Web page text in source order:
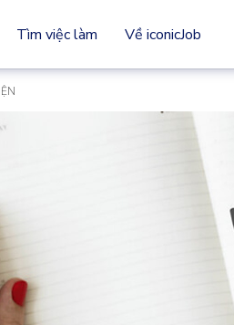
Tìm việc làm Về iconicJob